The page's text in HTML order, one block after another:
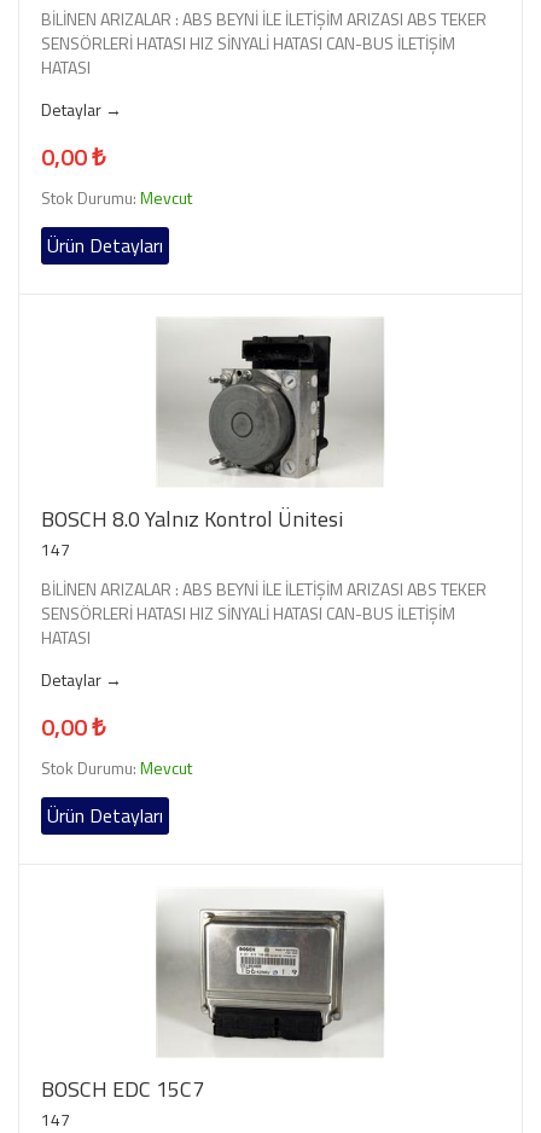
BİLİNEN ARIZALAR : ABS BEYNİ İLE İLETİŞİM ARIZASI ABS TEKER
SENSÖRLERİ HATASI HIZ SİNYALİ HATASI CAN-BUS İLETİŞİM
HATASI
Detaylar →
0,00 ₺
Stok Durumu:Mevcut
Ürün Detayları
BOSCH 8.0 Yalnız Kontrol Ünitesi
147
BİLİNEN ARIZALAR : ABS BEYNİ İLE İLETİŞİM ARIZASI ABS TEKER
SENSÖRLERİ HATASI HIZ SİNYALİ HATASI CAN-BUS İLETİŞİM
HATASI
Detaylar →
0,00 ₺
Stok Durumu:Mevcut
Ürün Detayları
BOSCH EDC 15C7
147